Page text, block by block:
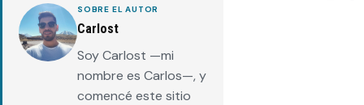
SOBRE EL AUTOR
Carlost
Soy Carlost —mi
nombre es Carlos—, y
comencé este sitio